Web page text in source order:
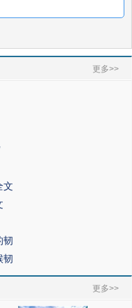
更多>>
文
韧
韧
更多>>